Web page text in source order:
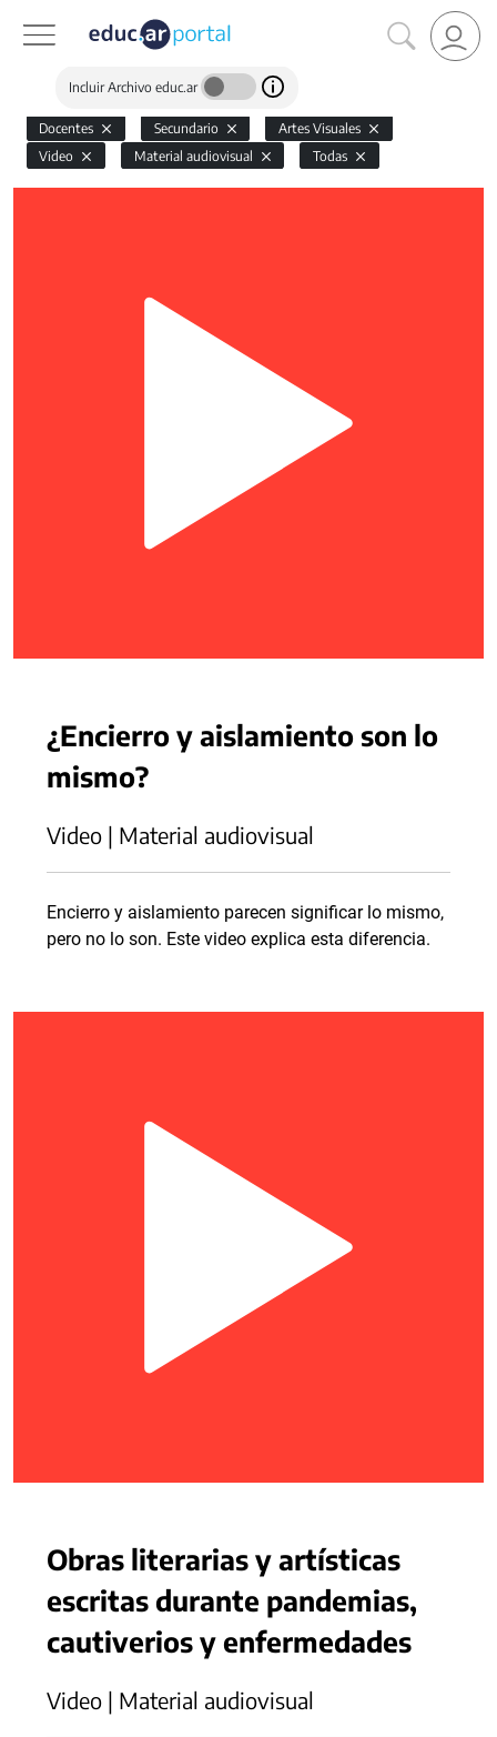
Incluir Archivo educ.ar
Docentes Secundario
Artes Visuales
Video
Material audiovisual Todas
¿Encierro y aislamiento son lo
mismo?
Video | Material audiovisual
Encierro y aislamiento parecen significar lo mismo,
pero no lo son. Este video explica esta diferencia.
Obras literarias y artísticas
escritas durante pandemias,
cautiverios y enfermedades
Video | Material audiovisual